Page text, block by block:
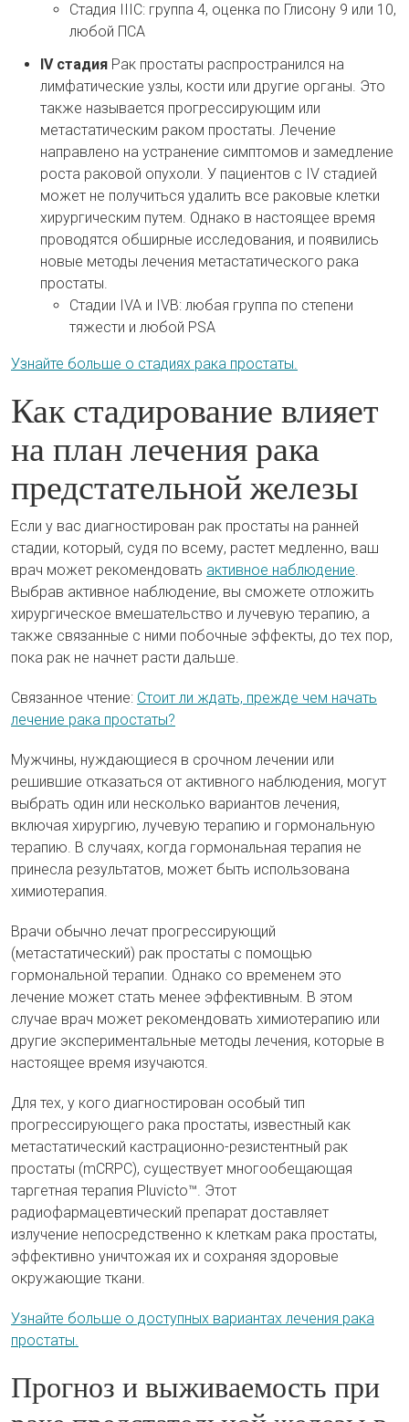
Стадия IIIC: группа 4, оценка по Глисону 9 или 10,
любой ПСА
IV стадия Рак простаты распространился на
лимфатические узлы, кости или другие органы. Это
также называется прогрессирующим или
метастатическим раком простаты. Лечение
направлено на устранение симптомов и замедление
роста раковой опухоли. У пациентов с IV стадией
может не получиться удалить все раковые клетки
хирургическим путем. Однако в настоящее время
проводятся обширные исследования, и появились
новые методы лечения метастатического рака
простаты.
Стадии IVA и IVB: любая группа по степени
тяжести и любой PSA
Узнайте больше о стадиях рака простаты.
Как стадирование влияет
на план лечения рака
предстательной железы
Если у вас диагностирован рак простаты на ранней
стадии, который, судя по всему, растет медленно, ваш
врач может рекомендовать активное наблюдение.
Выбрав активное наблюдение, вы сможете отложить
хирургическое вмешательство и лучевую терапию, а
также связанные с ними побочные эффекты, до тех пор,
пока рак не начнет расти дальше.
Связанное чтение: Стоит ли ждать, прежде чем начать
лечение рака простаты?
Мужчины, нуждающиеся в срочном лечении или
решившие отказаться от активного наблюдения, могут
выбрать один или несколько вариантов лечения,
включая хирургию, лучевую терапию и гормональную
терапию. В случаях, когда гормональная терапия не
принесла результатов, может быть использована
химиотерапия.
Врачи обычно лечат прогрессирующий
(метастатический) рак простаты с помощью
гормональной терапии. Однако со временем это
лечение может стать менее эффективным. В этом
случае врач может рекомендовать химиотерапию или
другие экспериментальные методы лечения, которые в
настоящее время изучаются.
Для тех, у кого диагностирован особый тип
прогрессирующего рака простаты, известный как
метастатический кастрационно-резистентный рак
простаты (mCRPC), существует многообещающая
таргетная терапия Pluvicto™. Этот
радиофармацевтический препарат доставляет
излучение непосредственно к клеткам рака простаты,
эффективно уничтожая их и сохраняя здоровые
окружающие ткани.
Узнайте больше о доступных вариантах лечения рака
простаты.
Прогноз и выживаемость при